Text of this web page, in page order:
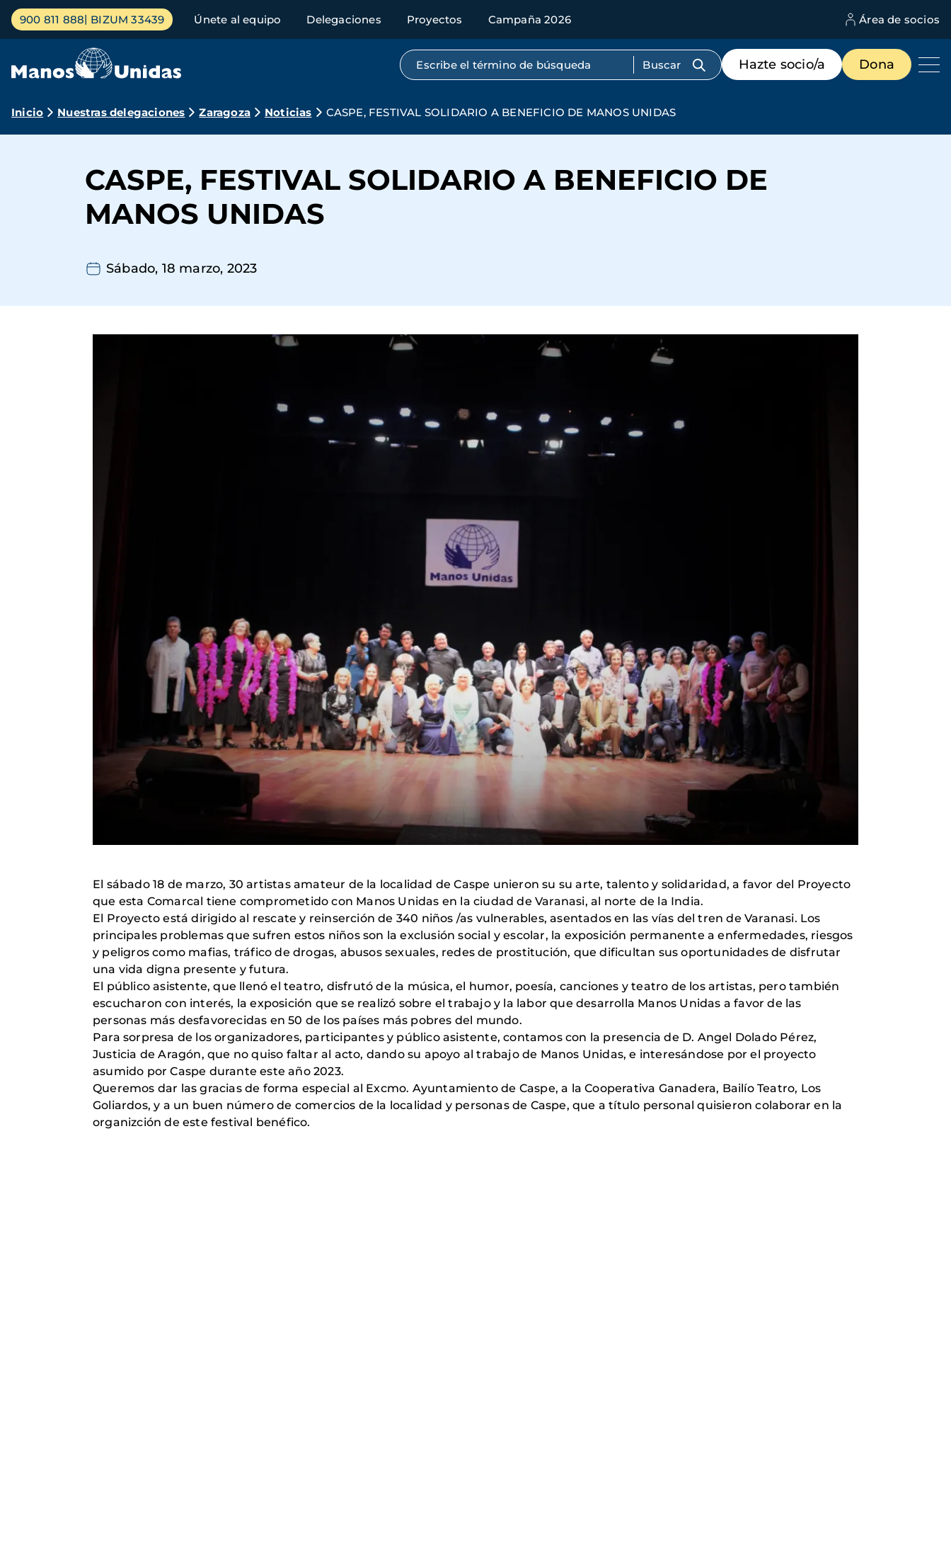
Pasar
contenido
Menú
principal
900 811 888 BIZUM 33439 Únete al equipo Delegaciones Proyectos Campaña 2026 Área de socios
Búsqueda por texto completo
Menú
de
destacados
Hazte socio/a Dona
Ruta
navegación
Inicio Nuestras delegaciones Zaragoza Noticias CASPE, FESTIVAL SOLIDARIO A BENEFICIO DE MANOS UNIDAS
CASPE, FESTIVAL SOLIDARIO A BENEFICIO DE
MANOS UNIDAS
Sábado, 18 marzo, 2023
El sábado 18 de marzo, 30 artistas amateur de la localidad de Caspe unieron su su arte, talento y solidaridad, a favor del Proyecto
que esta Comarcal tiene comprometido con Manos Unidas en la ciudad de Varanasi, al norte de la India.
El Proyecto está dirigido al rescate y reinserción de 340 niños /as vulnerables, asentados en las vías del tren de Varanasi. Los
principales problemas que sufren estos niños son la exclusión social y escolar, la exposición permanente a enfermedades, riesgos
y peligros como mafias, tráfico de drogas, abusos sexuales, redes de prostitución, que dificultan sus oportunidades de disfrutar
una vida digna presente y futura.
El público asistente, que llenó el teatro, disfrutó de la música, el humor, poesía, canciones y teatro de los artistas, pero también
escucharon con interés, la exposición que se realizó sobre el trabajo y la labor que desarrolla Manos Unidas a favor de las
personas más desfavorecidas en 50 de los países más pobres del mundo.
Para sorpresa de los organizadores, participantes y público asistente, contamos con la presencia de D. Angel Dolado Pérez,
Justicia de Aragón, que no quiso faltar al acto, dando su apoyo al trabajo de Manos Unidas, e interesándose por el proyecto
asumido por Caspe durante este año 2023.
Queremos dar las gracias de forma especial al Excmo. Ayuntamiento de Caspe, a la Cooperativa Ganadera, Bailío Teatro, Los
Goliardos, y a un buen número de comercios de la localidad y personas de Caspe, que a título personal quisieron colaborar en la
organizción de este festival benéfico.